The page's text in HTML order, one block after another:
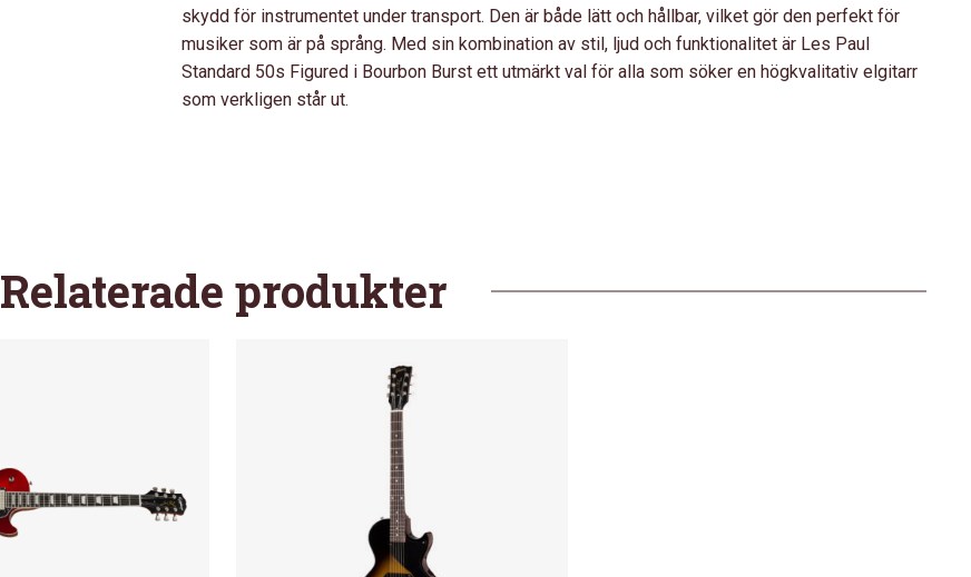
skydd för instrumentet under transport. Den är både lätt och hållbar, vilket gör den perfekt för
musiker som är på språng. Med sin kombination av stil, ljud och funktionalitet är Les Paul
Standard 50s Figured i Bourbon Burst ett utmärkt val för alla som söker en högkvalitativ elgitarr
som verkligen står ut.
Relaterade produkter